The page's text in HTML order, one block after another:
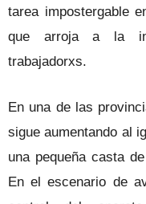
tarea impostergable
que arroja a la
trabajadorxs.
En una de las
sigue aumentando al
una pequeña casta
En el escenario de